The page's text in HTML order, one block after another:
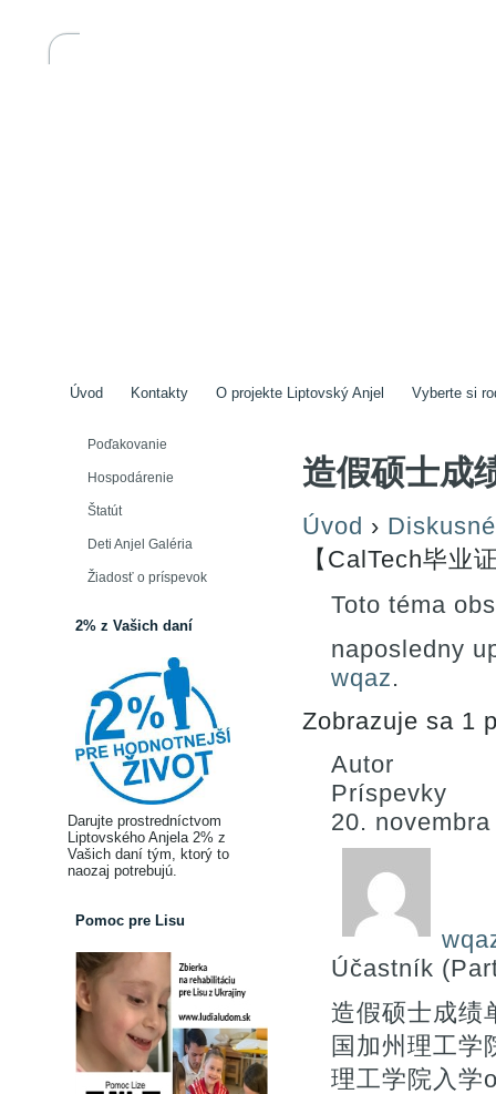
Úvod Kontakty O projekte Liptovský Anjel Vyberte si
Poďakovanie
Hospodárenie
Štatút
Deti Anjel Galéria
Žiadosť o príspevok
2% z Vašich daní
Darujte prostredníctvom
Liptovského Anjela 2% z
Vašich daní tým, ktorý to
naozaj potrebujú.
Pomoc pre Lisu
造假硕士成
Úvod ›
【CalTech毕业
Toto téma
naposledny
wqaz.
Zobrazuje sa 1
Autor
Príspevky
20.
Účastník
造假硕士成绩
国加州理工学
理工学院入